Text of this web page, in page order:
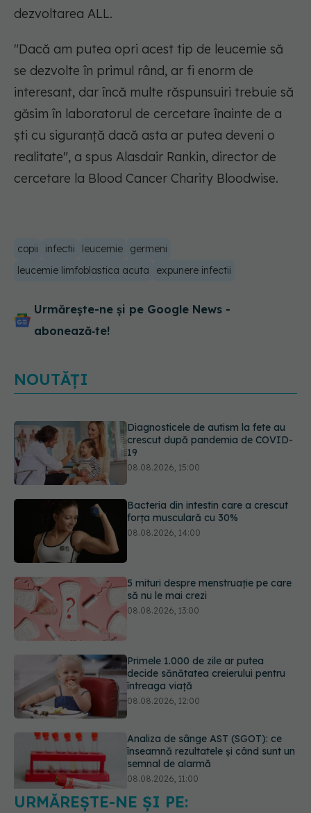
dezvoltarea ALL.
"Dacă am putea opri acest tip de leucemie să
se dezvolte în primul rând, ar fi enorm de
interesant, dar încă multe răspunsuiri trebuie să
găsim în laboratorul de cercetare înainte de a
ști cu siguranță dacă asta ar putea deveni o
realitate", a spus Alasdair Rankin, director de
cercetare la Blood Cancer Charity Bloodwise.
copii infectii leucemie
germeni
leucemie limfoblastica acuta
expunere infectii
Urmărește-ne și pe Google News -
abonează‑te!
NOUTĂȚI
Bacteria din intestin care a crescut
forța musculară cu 30%
08.08.2026, 14:00
5 mituri despre menstruație pe care
să nu le mai crezi
08.08.2026, 13:00
Primele 1.000 de zile ar putea
decide sănătatea creierului pentru
întreaga viață
Analiza de sânge AST (SGOT): ce
înseamnă rezultatele și când sunt un
semnal de alarmă
08.08.2026, 11:00
Diagnosticele de autism la fete au
crescut după pandemia de COVID-
19
08.08.2026, 15:00
URMĂREȘTE-NE ȘI PE: